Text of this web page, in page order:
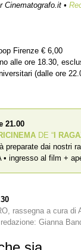
Cinematografo.it •
Firenze € 6,00
alle ore 18.30,
(dalle ore
21.00
DE “ I
preparate dai nostri
• ingresso al film +
rassegna a cura di
Gianna